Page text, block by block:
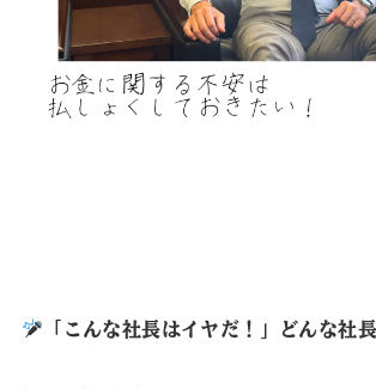
「こんな社長はイヤだ！」どんな社